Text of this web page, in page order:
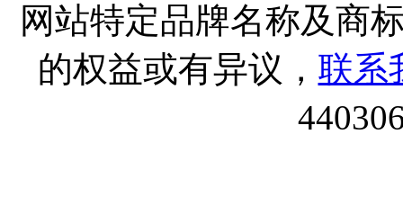
网站特定品牌名称及商
的权益或有异议， 联系